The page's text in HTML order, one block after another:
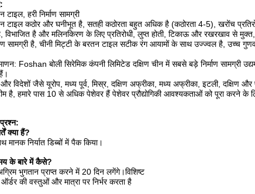
टाइल, हरी निर्माण सामग्री
टाइल कठोर और घनीभूत है, सतही कठोरता बहुत अधिक है (कठोरता 4-5), खरोंच
विभाजित है और मलिनकिरण के लिए प्रतिरोधी, लुप्त होती, टिकाऊ और रखरखाव से
सामग्री है, चीनी मिट्टी के बरतन टाइल सटीक रंग आयामों के साथ उज्ज्वल है, उच्च
Foshan बोली सिरेमिक कंपनी लिमिटेड दक्षिण चीन में सबसे बड़े निर्माण
और विदेशों जैसे यूरोप, मध्य पूर्व, मिस्र, दक्षिण अफ्रीका, मध्य अफ्रीका, इटली, दक्षिण
है, हमारे पास 10 से अधिक पेशेवर हैं पेशेवर प्रौद्योगिकी आवश्यकताओं को पूरा करने
क्या हैं?
निर्यात डिब्बों में पैक किया।
के बारे में कैसे?
भुगतान प्राप्त करने में 20 दिन लगेंगे।विशिष्ट
की वस्तुओं और मात्रा पर निर्भर करता है